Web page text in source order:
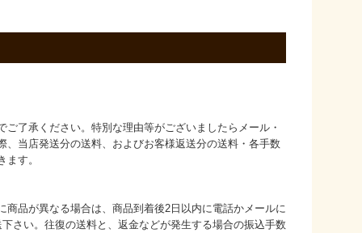
了承ください。特別な理由等がございましたらメール・
、当店発送分の送料、およびお客様返送分の送料・各手数
ます。
商品が異なる場合は、商品到着後2日以内に電話かメールに
さい。往復の送料と、返金などが発生する場合の振込手数